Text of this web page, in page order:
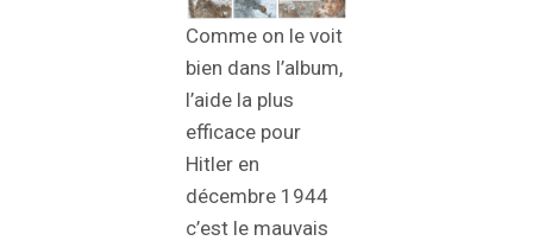
Comme on le voit
bien dans l’album,
l’aide la plus
efficace pour
Hitler en
décembre 1944
c’est le mauvais